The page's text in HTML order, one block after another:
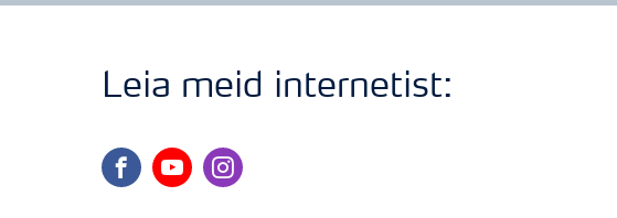
Leia meid internetist:
facebookyoutubeinstagram